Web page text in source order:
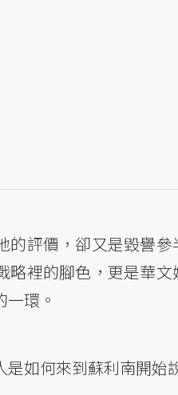
的評價，卻又是毀譽
略裡的腳色，更是華
環。
如何來到蘇利南開始